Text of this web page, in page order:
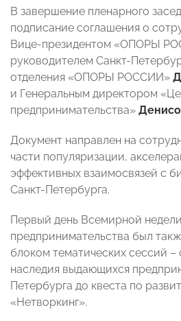
В завершение пленарного
подписание соглашения о
Вице-президентом «ОПОРЫ
руководителем Санкт-
отделения «ОПОРЫ РОССИИ»
и Генеральным директором
предпринимательства»
Документ направлен на
части популяризации,
эффективных взаимосвязей с
Санкт-Петербурга.
Первый день Всемирной недели
предпринимательства был
блоком тематических сессий –
наследия выдающихся
Петербурга до квеста по
«Нетворкинг».